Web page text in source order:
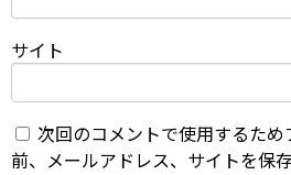
サイト
次回のコメントで使用するた
前、メールアドレス、サイトを保存